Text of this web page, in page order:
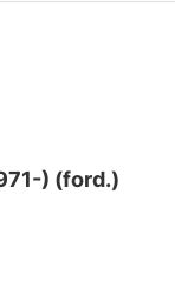
) (ford.)